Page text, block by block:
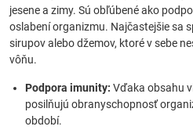
jesene a zimy. Sú obľúbené ako
oslabení organizmu. Najčastejšie sa
sirupov alebo džemov, ktoré v sebe
vôňu.
Podpora imunity: Vďaka obsahu
posilňujú obranyschopnosť
období.